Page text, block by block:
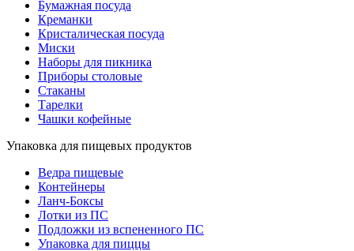
Бумажная посуда
Креманки
Кристалическая посуда
Миски
Наборы для пикника
Приборы столовые
Стаканы
Тарелки
Чашки кофейные
Упаковка для пищевых продуктов
Ведра пищевые
Контейнеры
Ланч-Боксы
Лотки из ПС
Подложки из вспененного ПС
Упаковка для пиццы